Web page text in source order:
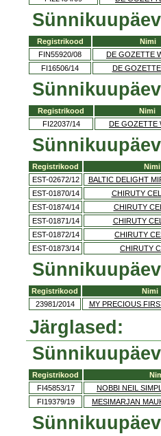
Registrikood Nimi
FIN55920/08
DE GOZETTE
FI16506/14
DE
Registrikood Nimi
FI22037/14
DE GOZETTE
Registrikood Nimi
EST-02672/12
BALTIC DELIGHT
EST-01870/14
CHIRUTY
EST-01874/14
CHIRUTY
EST-01871/14
CHIRUTY
EST-01872/14
CHIRUTY
EST-01873/14
CHIRUTY
Registrikood Nimi
23981/2014
MY PRECIOUS
Järglased:
Registrikood
FI45853/17
NOBBI NEIL
FI19379/19
MESIMARJAN